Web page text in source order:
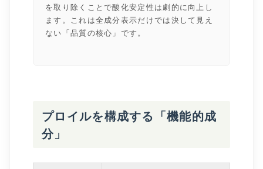
を取り除くことで酸化安定性は劇的に向上し
ます。これは全成分表示だけでは決して見え
ない「品質の核心」です。
プロイルを構成する「機能的成
分」